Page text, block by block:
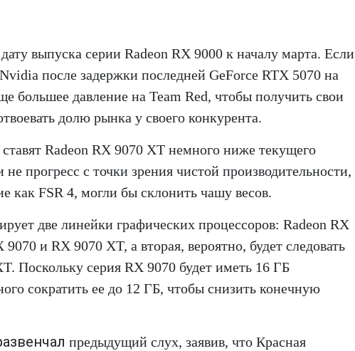
выпуска серии Radeon RX 9000 к началу марта. Если
после задержки последней GeForce RTX 5070 на
большее давление на Team Red, чтобы получить свои
долю рынка у своего конкурента.
Radeon RX 9070 XT немного ниже текущего
прогресс с точки зрения чистой производительности,
как FSR 4, могли бы склонить чашу весов.
две линейки графических процессоров: Radeon RX
и RX 9070 XT, а вторая, вероятно, будет следовать
Поскольку серия RX 9070 будет иметь 16 ГБ
сократить ее до 12 ГБ, чтобы снизить конечную
предыдущий слух, заявив, что Красная